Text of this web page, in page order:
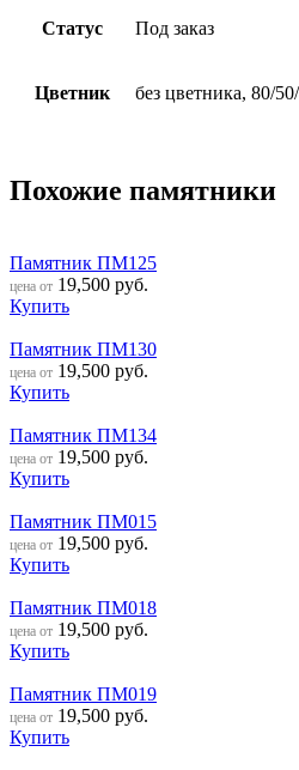
Статус Под заказ
Цветник без цветника, 80/
Похожие памятники
Памятник ПМ125
цена от 19,500 руб.
Купить
Памятник ПМ130
цена от 19,500 руб.
Купить
Памятник ПМ134
цена от 19,500 руб.
Купить
Памятник ПМ015
цена от 19,500 руб.
Купить
Памятник ПМ018
цена от 19,500 руб.
Купить
Памятник ПМ019
цена от 19,500 руб.
Купить